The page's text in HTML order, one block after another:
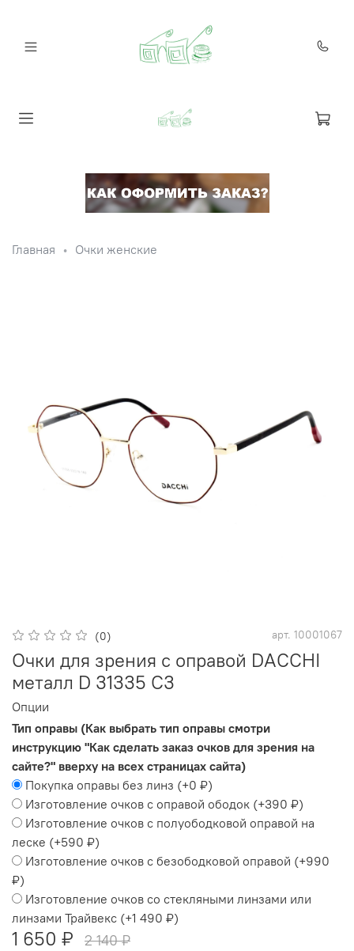
Главная Очки женские
(0) арт. 10001067
Очки для зрения с оправой DACCHI
металл D 31335 C3
Опции
Тип оправы (Как выбрать тип оправы смотри
инструкцию "Как сделать заказ очков для зрения на
сайте?" вверху на всех страницах сайта)
Покупка оправы без линз (+0 ₽)
Изготовление очков с оправой ободок (+390 ₽)
Изготовление очков с полуободковой оправой на
леске (+590 ₽)
Изготовление очков с безободковой оправой (+990
₽)
Изготовление очков со стекляными линзами или
линзами Трайвекс (+1 490 ₽)
1 650 ₽ 2 140 ₽